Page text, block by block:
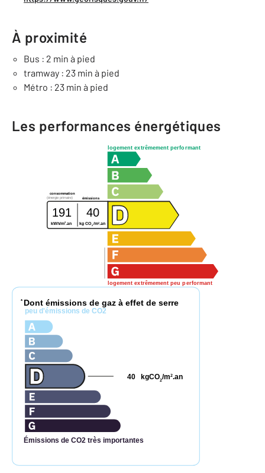
À proximité
Bus : 2 min à pied
tramway : 23 min à pied
Métro : 23 min à pied
Les performances énergétiques
logement extrêmement performant
logement extrêmement peu performant
consommation
émissions
(énergie primaire)
191 40
kWh/m2.an kg CO2 /m2 .an
* Dont émissions de gaz à effet de serre
peu d'émissions de CO2
Émissions de CO2 très importantes
kgCO2/m2.an
40